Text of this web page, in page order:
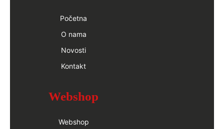
Početna
O nama
Novosti
Kontakt
Webshop
Webshop